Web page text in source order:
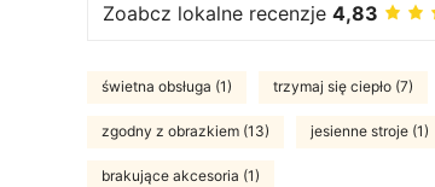
Zoabcz lokalne recenzje 4,83
świetna obsługa (1) trzymaj się ciepło (7)
zgodny z obrazkiem (13) jesienne stroje (1)
brakujące akcesoria (1)